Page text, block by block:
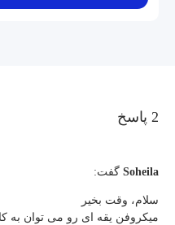
2 پاسخ
Soheila گفت:
سلام، وقت بخیر
میکروفن یقه ای رو می توان به